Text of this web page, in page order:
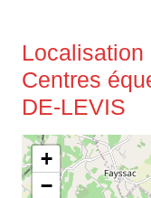
Centres
DE-LEVIS
+
−